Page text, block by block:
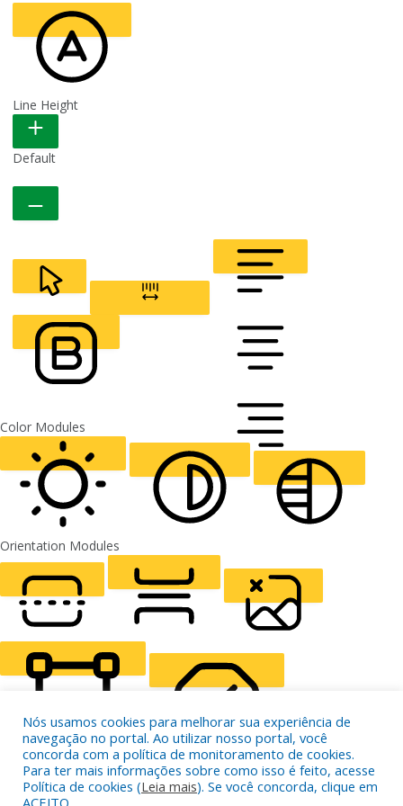
READABLE FONT
Line Height
Default
CURSOR
ALIGN TEXT
FONT WEIGHT
Color Modules
LIGHT CONTRAST
Orientation Modules
READING LINE READING MASK HIDE IMAGES
HIGHLIGHT CONTENT STOP ANIMATIONS
Nós usamos cookies para melhorar sua experiência de
navegação no portal. Ao utilizar nosso portal, você
concorda com a política de monitoramento de cookies.
Para ter mais informações sobre como isso é feito, acesse
Política de cookies (Leia mais). Se você concorda, clique em
ACEITO.